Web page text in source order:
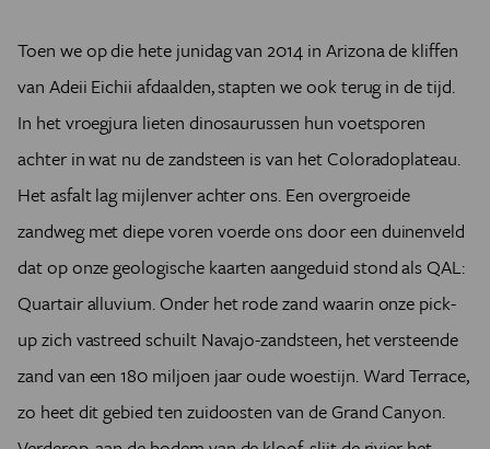
Toen we op die hete junidag van 2014 in Arizona de kliffen
van Adeii Eichii afdaalden, stapten we ook terug in de tijd.
In het vroegjura lieten dinosaurussen hun voetsporen
achter in wat nu de zandsteen is van het Coloradoplateau.
Het asfalt lag mijlenver achter ons. Een overgroeide
zandweg met diepe voren voerde ons door een duinenveld
dat op onze geologische kaarten aangeduid stond als QAL:
Quartair alluvium. Onder het rode zand waarin onze pick-
up zich vastreed schuilt Navajo-zandsteen, het versteende
zand van een 180 miljoen jaar oude woestijn. Ward Terrace,
zo heet dit gebied ten zuidoosten van de Grand Canyon.